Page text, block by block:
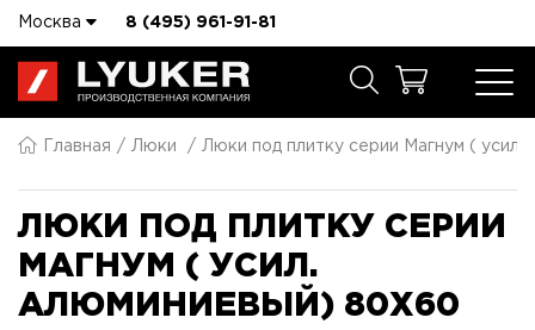
Москва 8 (495) 961-91-81
Главная Люки Люки под плитку серии Магнум ( усил.
ЛЮКИ ПОД ПЛИТКУ СЕРИИ
МАГНУМ ( УСИЛ.
АЛЮМИНИЕВЫЙ) 80X60